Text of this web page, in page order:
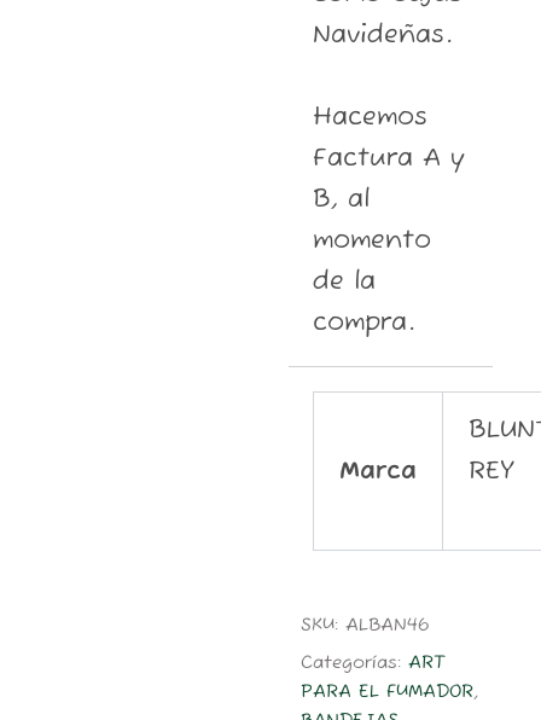
Navideñas.
Hacemos
Factura A y
B, al
momento
de la
compra.
Marca
REY
SKU:ALBAN46
Categorías:ART
PARA EL FUMADOR,